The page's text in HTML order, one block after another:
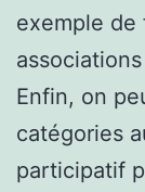
exemple de
Enfin, on
catégories
participatif